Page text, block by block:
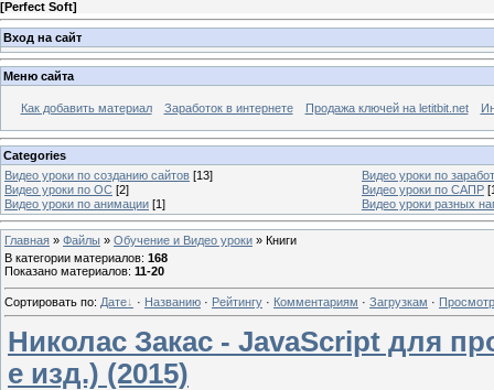
[Perfect Soft]
Вход на сайт
Меню сайта
Как добавить материал Заработок в интернете Продажа ключей на letitbit.net
Categories
Видео уроки по созданию сайтов [13]
Видео уроки по
Видео уроки по ОС [2] Видео уроки по САПР
Видео уроки по анимации [1] Видео уроки разных
Главная » Файлы » Обучение и Видео уроки » Книги
В категории материалов: 168
Показано материалов: 11-20
Сортировать по: Дате · Названию · Рейтингу · Комментариям · Загрузкам ·
Николас Закас - JavaScript для
е изд.) (2015)